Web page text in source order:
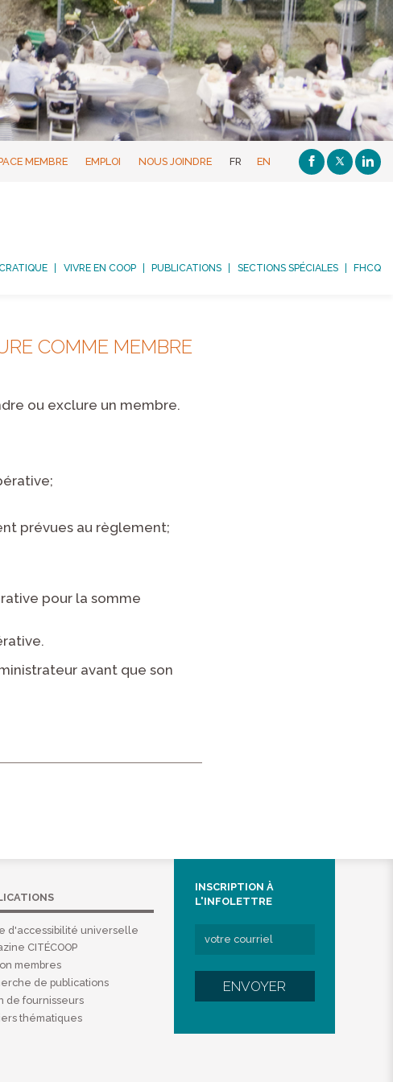
MEMBRE EMPLOI NOUS JOINDRE FR EN
VIVRE EN COOP PUBLICATIONS SECTIONS SPÉCIALES FHCQ
COMME MEMBRE
ou exclure un membre.
prévues au règlement;
pour la somme
avant que son
d'accessibilité universelle
CITÉCOOP
membres
de publications
de fournisseurs
thématiques
INSCRIPTION À
L'INFOLETTRE
ENVOYER